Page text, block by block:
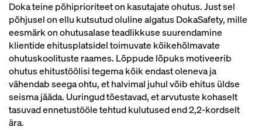
Doka teine põhiprioriteet on kasutajate ohutus. Just sel
põhjusel on ellu kutsutud oluline algatus DokaSafety, mille
eesmärk on ohutusalase teadlikkuse suurendamine
klientide ehitusplatsidel toimuvate kõikehõlmavate
ohutuskoolituste raames. Lõppude lõpuks motiveerib
ohutus ehitustöölisi tegema kõik endast oleneva ja
vähendab seega ohtu, et halvimal juhul võib ehitus üldse
seisma jääda. Uuringud tõestavad, et arvutuste kohaselt
tasuvad ennetustööle tehtud kulutused end 2,2-kordselt
ära.